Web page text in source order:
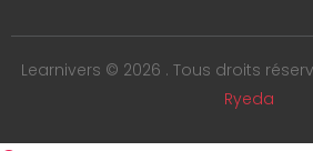
Learnivers © 2026 . Tous droits
Ryeda